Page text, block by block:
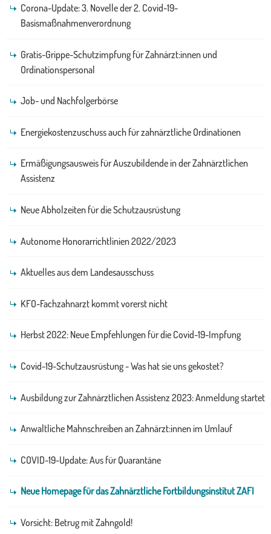
Corona-Update: 3. Novelle der 2. Covid-19-
Basismaßnahmenverordnung
Gratis-Grippe-Schutzimpfung für Zahnärzt:innen und
Ordinationspersonal
Job- und Nachfolgerbörse
Energiekostenzuschuss auch für zahnärztliche Ordinationen
Ermäßigungsausweis für Auszubildende in der Zahnärztlichen
Assistenz
Neue Abholzeiten für die Schutzausrüstung
Autonome Honorarrichtlinien 2022/2023
Aktuelles aus dem Landesausschuss
KFO-Fachzahnarzt kommt vorerst nicht
Herbst 2022: Neue Empfehlungen für die Covid-19-Impfung
Covid-19-Schutzausrüstung - Was hat sie uns gekostet?
Ausbildung zur Zahnärztlichen Assistenz 2023: Anmeldung startet
Anwaltliche Mahnschreiben an Zahnärzt:innen im Umlauf
COVID-19-Update: Aus für Quarantäne
Neue Homepage für das Zahnärztliche Fortbildungsinstitut ZAFI
Vorsicht: Betrug mit Zahngold!